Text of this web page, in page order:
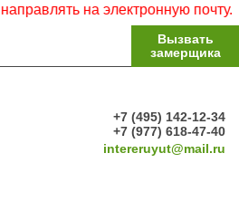
на электронную почту.
Вызвать
замерщика
+7 (495) 142-12-34
+7 (977) 618-47-40
intereruyut@mail.ru